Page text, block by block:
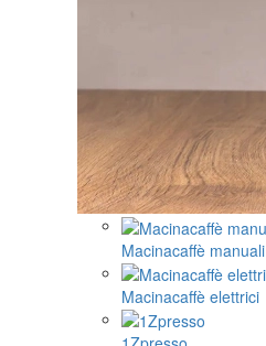
Macinacaffè manuali
Macinacaffè elettrici